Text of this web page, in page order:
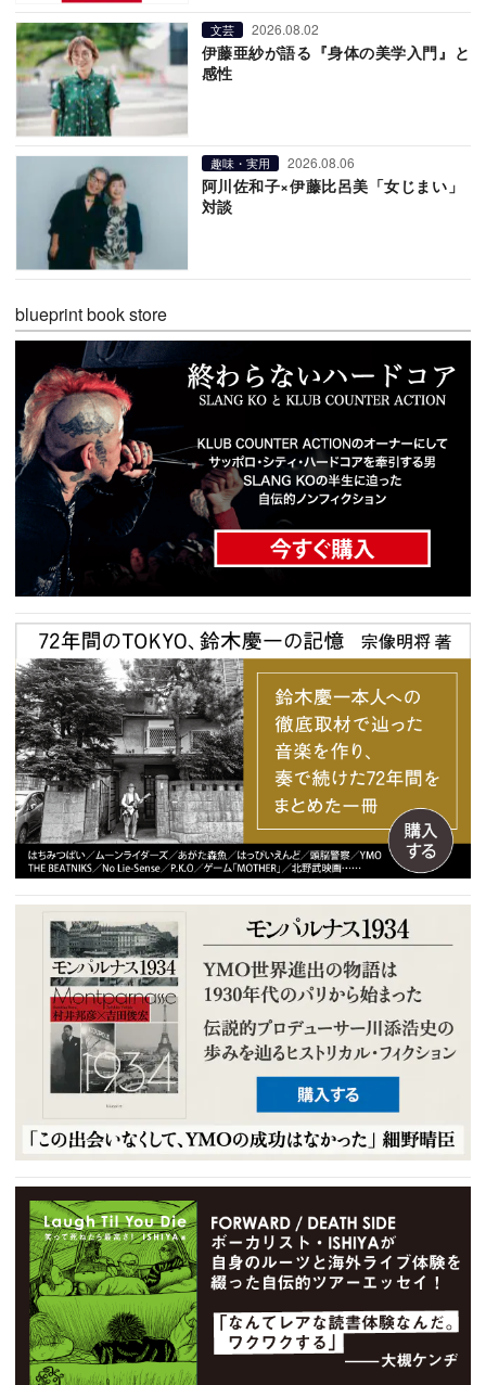
文芸 2026.08.02
伊藤亜紗が語る『身体の美学入門』と
感性
趣味・実用 2026.08.06
阿川佐和子×伊藤比呂美「女じまい」
対談
blueprint book store